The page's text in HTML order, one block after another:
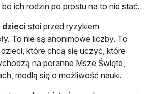
, bo ich rodzin po prostu na to nie stać.
dzieci stoi przed ryzykiem
To nie są anonimowe liczby. To
które chcą się uczyć, które
na poranne Msze Święte,
modlą się o możliwość nauki.